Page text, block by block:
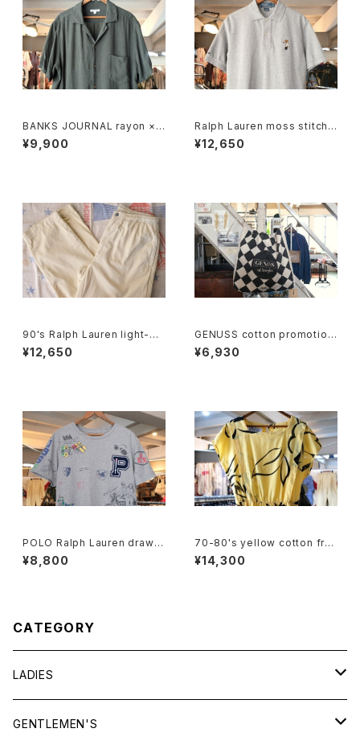
BANKS JOURNAL rayon ×li
nen open-collar Shirt
¥9,900
Ralph Lauren moss stitch
polo Shirt "POLO BEAR"
¥12,650
90's Ralph Lauren light-be
ige cotton easy Pants
¥12,650
GENUSS cotton promotion
al shoulder Bag
¥6,930
POLO Ralph Lauren drawin
g printed Tee w/ patch
¥8,800
70-80's yellow cotton fre
nch sleeve blouse Dress
¥14,300
CATEGORY
LADIES
TOPS
GENTLEMEN'S